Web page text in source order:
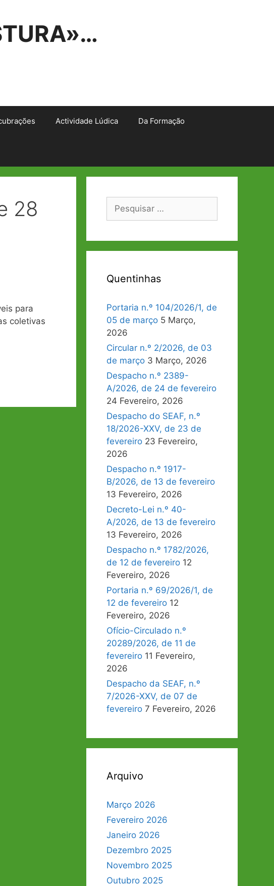
Actividade Lúdica Da Formação
28
para
coletivas
Pesquisar
Quentinhas
Portaria n.º 104/2026/1, de
05 de março 5 Março,
2026
Circular n.º 2/2026, de 03
de março 3 Março, 2026
Despacho n.º 2389-
A/2026, de 24 de fevereiro
24 Fevereiro, 2026
Despacho do SEAF, n.º
18/2026-XXV, de 23 de
fevereiro 23 Fevereiro,
2026
Despacho n.º 1917-
B/2026, de 13 de fevereiro
13 Fevereiro, 2026
Decreto-Lei n.º 40-
A/2026, de 13 de fevereiro
13 Fevereiro, 2026
Despacho n.º 1782/2026,
de 12 de fevereiro 12
Fevereiro, 2026
Portaria n.º 69/2026/1, de
12 de fevereiro 12
Fevereiro, 2026
Ofício-Circulado n.º
20289/2026, de 11 de
fevereiro 11 Fevereiro,
2026
Despacho da SEAF, n.º
7/2026-XXV, de 07 de
fevereiro 7 Fevereiro, 2026
Arquivo
Março 2026
Fevereiro 2026
Janeiro 2026
Dezembro 2025
Novembro 2025
Outubro 2025